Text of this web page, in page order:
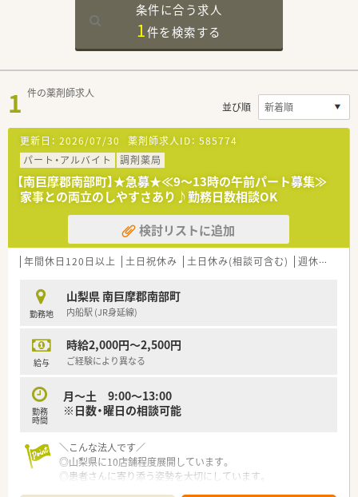
条件に合う求人
1件を検索する
1 件の薬剤師求人
並び順
更新日： 2026/07/30 薬剤師求人ID： 585774
パート・アルバイト
調剤薬局
【南巨摩郡南部町】★急募★≪9～13時の午前パート募集≫
家事との両立のしやすさあり♪勤務日数相談OK
検討リストに追加
年間休日120日以上 土日祝休み 土日休み(相談可含む) 週休2.5日以上
勤務地
山梨県 南巨摩郡南部町
内船駅 (JR身延線)
給与
時給2,000円～2,500円
ご経験により異なる
勤務
時間
月～土 9:00～13:00
※日数・曜日の相談可能
＼こんな法人です／
◎山梨県に10店舗程度展開しています。
◎患者さんに寄り添う姿勢を大切にしています。